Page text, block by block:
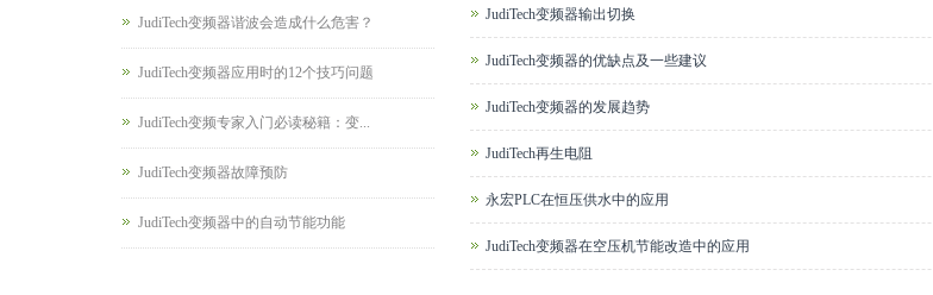
JudiTech变频器输出切换
JudiTech变频器的优缺点及一些建议
JudiTech变频器的发展趋势
JudiTech再生电阻
永宏PLC在恒压供水中的应用
JudiTech变频器在空压机节能改造中的应用
JudiTech变频器谐波会造成什么危害？
JudiTech变频器应用时的12个技巧问题
JudiTech变频专家入门必读秘籍：变...
JudiTech变频器故障预防
JudiTech变频器中的自动节能功能